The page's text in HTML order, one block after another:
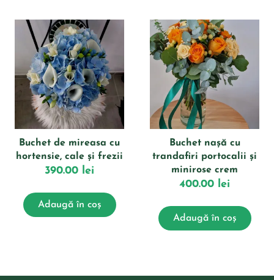
Buchet de mireasa cu
hortensie, cale și frezii
390.00 lei
Adaugă în coș
Buchet nașă cu
trandafiri portocalii și
minirose crem
400.00 lei
Adaugă în coș